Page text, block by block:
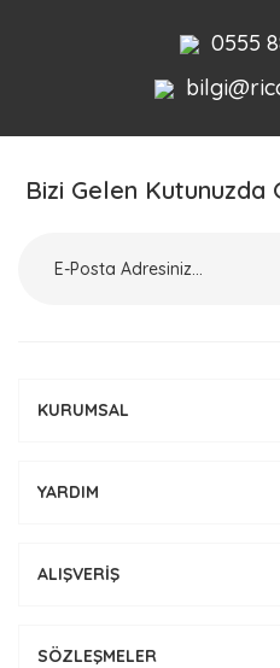
0555
Bizi Gelen Kutunuzda
KURUMSAL
YARDIM
ALIŞVERİŞ
SÖZLEŞMELER